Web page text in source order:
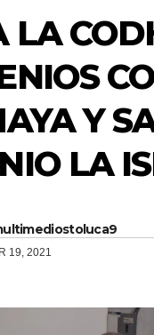
LA
Y
LA
19, 2021